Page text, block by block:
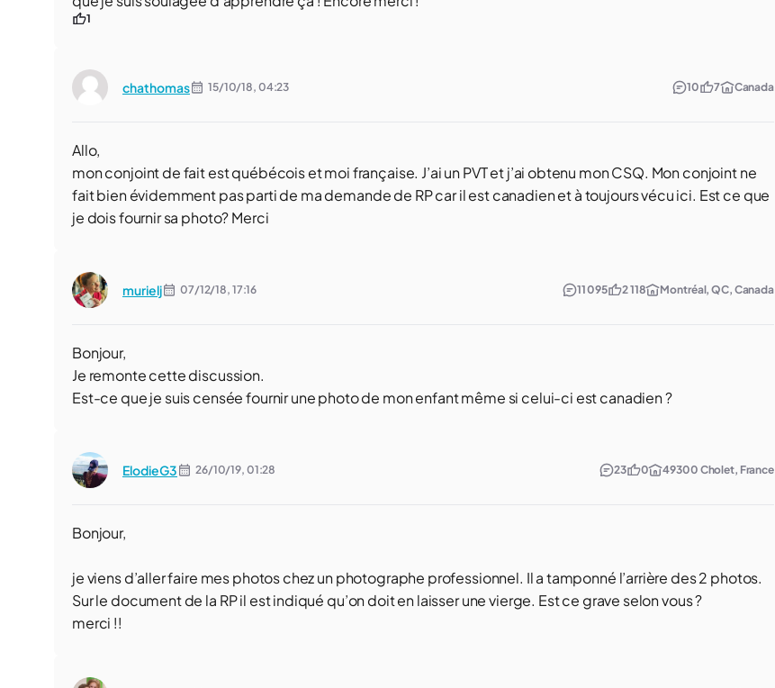
1
chathomas 15/10/18, 04:23 10 7 Canada
Allo,
mon conjoint de fait est québécois et moi française. J’ai un PVT et j’ai obtenu mon CSQ. Mon conjoint ne
fait bien évidemment pas parti de ma demande de RP car il est canadien et à toujours vécu ici. Est ce que
je dois fournir sa photo? Merci
murielj 07/12/18, 17:16 11 095 2 118 Montréal, QC, Canada
Bonjour,
Je remonte cette discussion.
Est-ce que je suis censée fournir une photo de mon enfant même si celui-ci est canadien ?
ElodieG3 26/10/19, 01:28 23 0 49300 Cholet, France
Bonjour,
je viens d’aller faire mes photos chez un photographe professionnel. Il a tamponné l’arrière des 2 photos.
Sur le document de la RP il est indiqué qu’on doit en laisser une vierge. Est ce grave selon vous ?
merci !!